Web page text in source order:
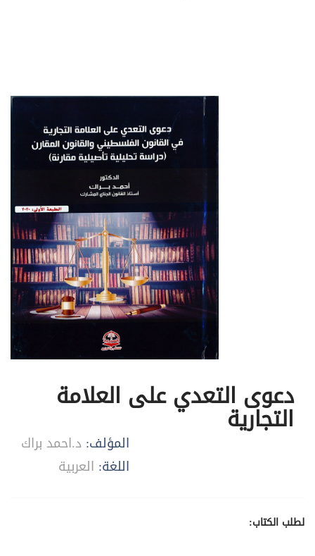
دعوى التعدي على العلامة
التجارية
المؤلف: د.احمد براك
اللغة: العربية
لطلب الكتاب: